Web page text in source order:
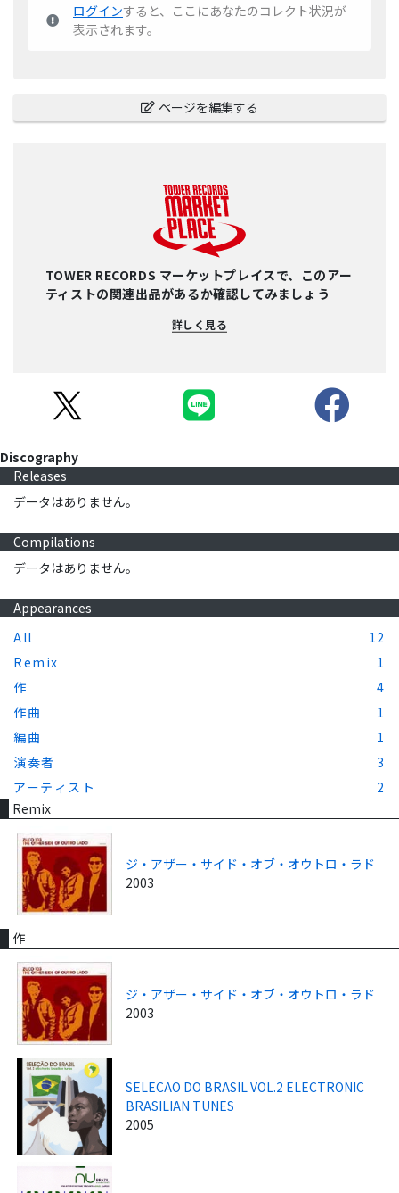
ログインすると、ここにあなたのコレクト状況が
表示されます。
ページを編集する
TOWER RECORDS マーケットプレイスで、このアー
ティストの関連出品があるか確認してみましょう
詳しく見る
Discography
Releases
データはありません。
Compilations
データはありません。
Appearances
All
12
Remix
1
作
4
作曲
1
編曲
1
演奏者
3
アーティスト
2
Remix
ジ・アザー・サイド・オブ・オウトロ・ラド
2003
作
ジ・アザー・サイド・オブ・オウトロ・ラド
2003
SELECAO DO BRASIL VOL.2 ELECTRONIC
BRASILIAN TUNES
2005